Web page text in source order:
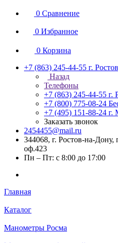
0 Сравнение
0 Избранное
0 Корзина
+7 (863) 245-44-55 г.
Назад
Телефоны
+7 (863) 245-44-55 г.
+7 (800) 775-08-24
+7 (495) 151-88-24 г.
Заказать звонок
2454455@mail.ru
344068, г. Ростов-на-
оф.423
Пн – Пт: с 8:00 до 17:00
Главная
Каталог
Манометры Росма